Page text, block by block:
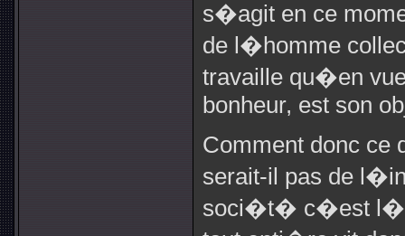
s�agit en ce
de l�homme
travaille qu�en
bonheur, est son
Comment donc
serait-il pas de
soci�t� c�est